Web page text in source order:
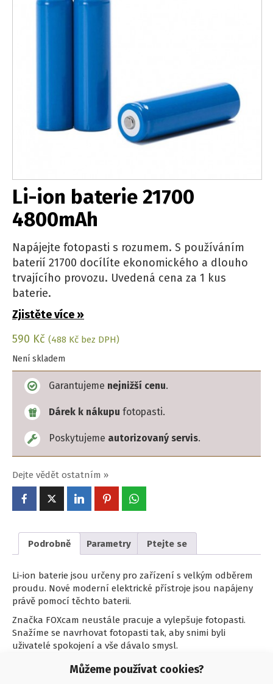
Můžeme používat cookies?
Li-ion baterie 21700
4800mAh
Napájejte fotopasti s rozumem. S používáním
baterií 21700 docílíte ekonomického a dlouho
trvajícího provozu. Uvedená cena za 1 kus
baterie.
Zjistěte více »
590 Kč (488 Kč bez DPH)
Není skladem
Garantujeme nejnižší cenu.
Dárek k nákupu fotopasti.
Poskytujeme autorizovaný servis.
Dejte vědět ostatním »
Podrobně Parametry Ptejte se
Li-ion baterie jsou určeny pro zařízení s velkým odběrem
proudu. Nové moderní elektrické přístroje jsou napájeny
právě pomocí těchto baterii.
Značka FOXcam neustále pracuje a vylepšuje fotopasti.
Snažíme se navrhovat fotopasti tak, aby snimi byli
uživatelé spokojení a vše dávalo smysl.
Baterie Li-ion 21700 o kapacitě 4800mAh jsou vhodné do
fotopasti FOXcam 4G LTE. Garantujeme provoz minimálně